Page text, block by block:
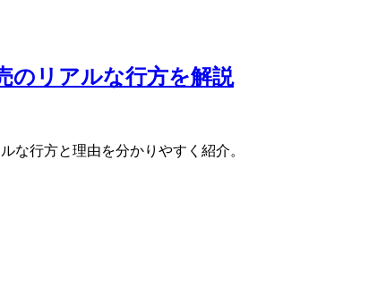
のリアルな行方を解説
な行方と理由を分かりやすく紹介。